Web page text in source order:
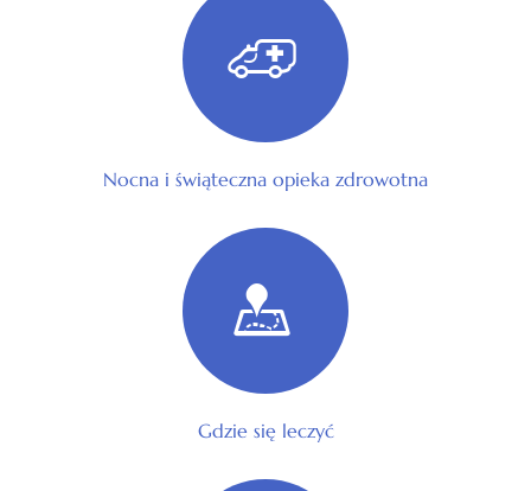
Nocna i świąteczna opieka zdrowotna
Gdzie się leczyć